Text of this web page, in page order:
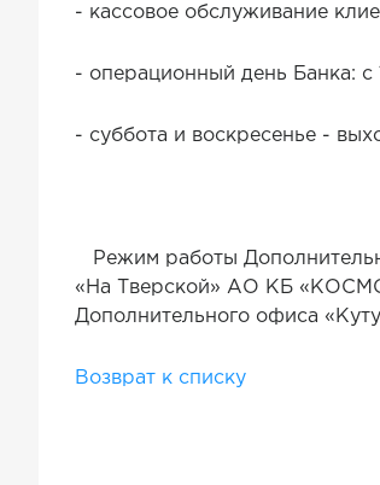
- кассовое обслуживание
- операционный день Банка: с
- суббота и воскресенье -
Режим работы
«На Тверской» АО КБ
Дополнительного офиса
Возврат к списку